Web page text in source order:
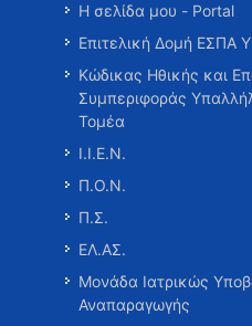
Η σελίδα μου - Portal
Επιτελική Δομή ΕΣΠΑ
Κώδικας Ηθικής και
Συμπεριφοράς
Τομέα
Ι.Ι.Ε.Ν.
Π.Ο.Ν.
Π.Σ.
ΕΛ.ΑΣ.
Μονάδα Ιατρικώς
Αναπαραγωγής